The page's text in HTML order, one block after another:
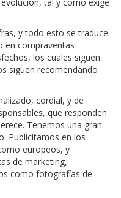
tal y como exige
y todo esto se traduce
en compraventas
los cuales siguen
siguen recomendando
cordial, y de
que responden
Tenemos una gran
Publicitamos en los
europeos, y
de marketing,
como fotografías de